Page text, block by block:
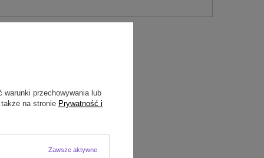
warunki przechowywania lub
na stronie Prywatność i
Zawsze aktywne